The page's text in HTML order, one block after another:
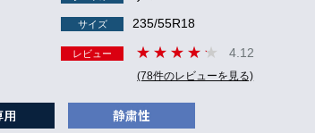
サイズ 235/55R18
レビュー 4.12
(78件のレビューを見る)